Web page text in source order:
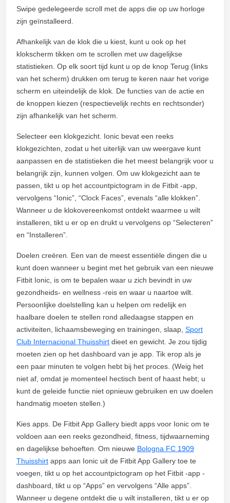
Swipe gedelegeerde scroll met de apps die op uw horloge
zijn geïnstalleerd.
Afhankelijk van de klok die u kiest, kunt u ook op het
klokscherm tikken om te scrollen met uw dagelijkse
statistieken. Op elk soort tijd kunt u op de knop Terug (links
van het scherm) drukken om terug te keren naar het vorige
scherm en uiteindelijk de klok. De functies van de actie en
de knoppen kiezen (respectievelijk rechts en rechtsonder)
zijn afhankelijk van het scherm.
Selecteer een klokgezicht. Ionic bevat een reeks
klokgezichten, zodat u het uiterlijk van uw weergave kunt
aanpassen en de statistieken die het meest belangrijk voor u
belangrijk zijn, kunnen volgen. Om uw klokgezicht aan te
passen, tikt u op het accountpictogram in de Fitbit -app,
vervolgens “Ionic”, “Clock Faces”, evenals “alle klokken”.
Wanneer u de klokovereenkomst ontdekt waarmee u wilt
installeren, tikt u er op en drukt u vervolgens op “Selecteren”
en “Installeren”.
Doelen creëren. Een van de meest essentiële dingen die u
kunt doen wanneer u begint met het gebruik van een nieuwe
Fitbit Ionic, is om te bepalen waar u zich bevindt in uw
gezondheids- en wellness -reis en waar u naartoe wilt.
Persoonlijke doelstelling kan u helpen om redelijk en
haalbare doelen te stellen rond alledaagse stappen en
activiteiten, lichaamsbeweging en trainingen, slaap, Sport
Club Internacional Thuisshirt dieet en gewicht. Je zou tijdig
moeten zien op het dashboard van je app. Tik erop als je
een paar minuten te volgen hebt bij het proces. (Weig het
niet af, omdat je momenteel hectisch bent of haast hebt; u
kunt de geleide functie niet opnieuw gebruiken en uw doelen
handmatig moeten stellen.)
Kies apps. De Fitbit App Gallery biedt apps voor Ionic om te
voldoen aan een reeks gezondheid, fitness, tijdwaarneming
en dagelijkse behoeften. Om nieuwe Bologna FC 1909
Thuisshirt apps aan Ionic uit de Fitbit App Gallery toe te
voegen, tikt u op het accountpictogram op het Fitbit -app -
dashboard, tikt u op “Apps” en vervolgens “Alle apps”.
Wanneer u degene ontdekt die u wilt installeren, tikt u er op